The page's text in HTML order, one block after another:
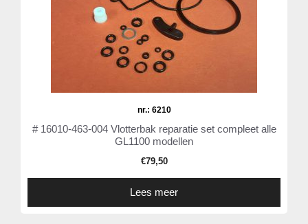
nr.: 6210
# 16010-463-004 Vlotterbak reparatie set compleet alle
GL1100 modellen
€79,50
Lees meer